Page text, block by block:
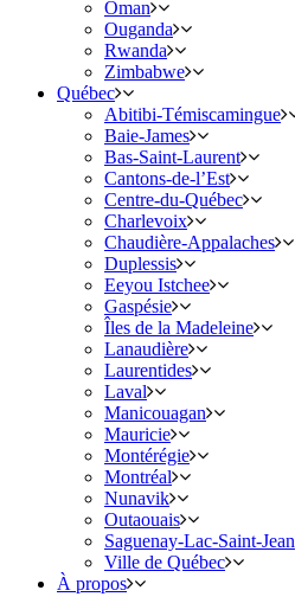
Oman
Ouganda
Rwanda
Zimbabwe
Québec
Abitibi-Témiscamingue
Baie-James
Bas-Saint-Laurent
Cantons-de-l’Est
Centre-du-Québec
Charlevoix
Chaudière-Appalaches
Duplessis
Eeyou Istchee
Gaspésie
Îles de la Madeleine
Lanaudière
Laurentides
Laval
Manicouagan
Mauricie
Montérégie
Montréal
Nunavik
Outaouais
Saguenay-Lac-Saint-Jean
Ville de Québec
À propos